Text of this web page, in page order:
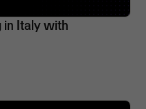
in Italy with